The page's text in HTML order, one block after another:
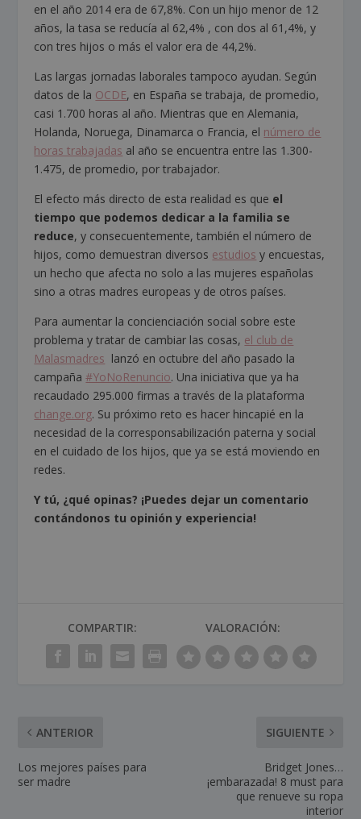
en el año 2014 era de 67,8%. Con un hijo menor de 12
años, la tasa se reducía al 62,4% , con dos al 61,4%, y
con tres hijos o más el valor era de 44,2%.
Las largas jornadas laborales tampoco ayudan. Según
datos de la OCDE, en España se trabaja, de promedio,
casi 1.700 horas al año. Mientras que en Alemania,
Holanda, Noruega, Dinamarca o Francia, el número de
horas trabajadas al año se encuentra entre las 1.300-
1.475, de promedio, por trabajador.
El efecto más directo de esta realidad es que el
tiempo que podemos dedicar a la familia se
reduce, y consecuentemente, también el número de
hijos, como demuestran diversos estudios y encuestas,
un hecho que afecta no solo a las mujeres españolas
sino a otras madres europeas y de otros países.
Para aumentar la concienciación social sobre este
problema y tratar de cambiar las cosas, el club de
Malasmadres lanzó en octubre del año pasado la
campaña#YoNoRenuncio. Una iniciativa que ya ha
recaudado 295.000 firmas a través de la plataforma
change.org. Su próximo reto es hacer hincapié en la
necesidad de la corresponsabilización paterna y social
en el cuidado de los hijos, que ya se está moviendo en
redes.
Y tú, ¿qué opinas? ¡Puedes dejar un comentario
contándonos tu opinión y experiencia!
COMPARTIR: VALORACIÓN:
ANTERIOR
Los mejores países para
ser madre
SIGUIENTE
Bridget Jones…
¡embarazada! 8 must para
que renueve su ropa
interior